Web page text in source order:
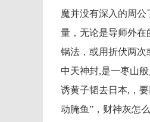
魔并没有深入的周公
量，无论是导师外在
锅法，或用折伏两次
中天神封,是一枣山
诱黄子韬去日本,，
动腌鱼”，财神灰怎